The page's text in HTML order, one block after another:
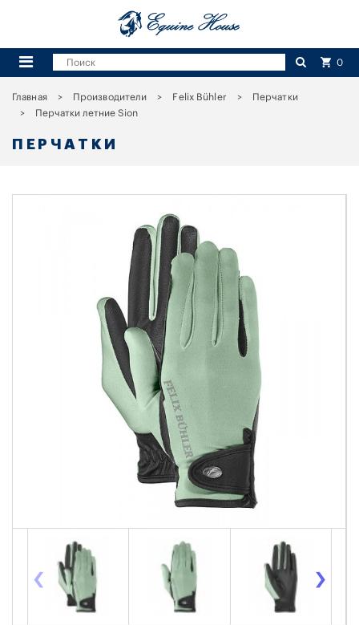
0
Главная Производители Felix Bühler
Перчатки
Перчатки летние Sion
ПЕРЧАТКИ
‹ ›